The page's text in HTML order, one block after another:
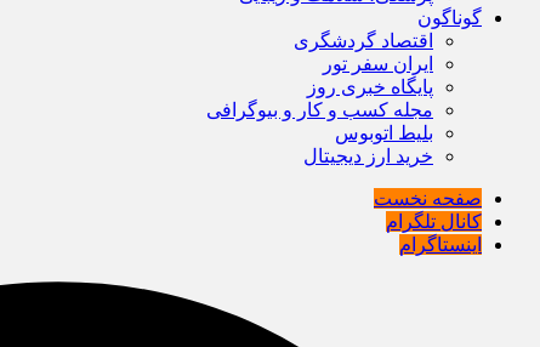
گوناگون
اقتصاد گردشگری
ایران سفر تور
پایگاه خبری روز
مجله کسب و کار و بیوگرافی
بلیط اتوبوس
خرید ارز دیجیتال
صفحه نخست
کانال تلگرام
اینستاگرام